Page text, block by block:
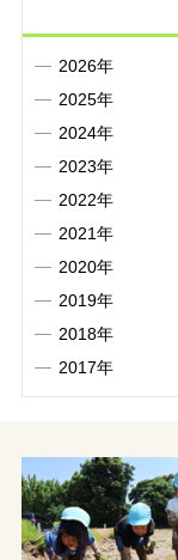
2026年
2025年
2024年
2023年
2022年
2021年
2020年
2019年
2018年
2017年